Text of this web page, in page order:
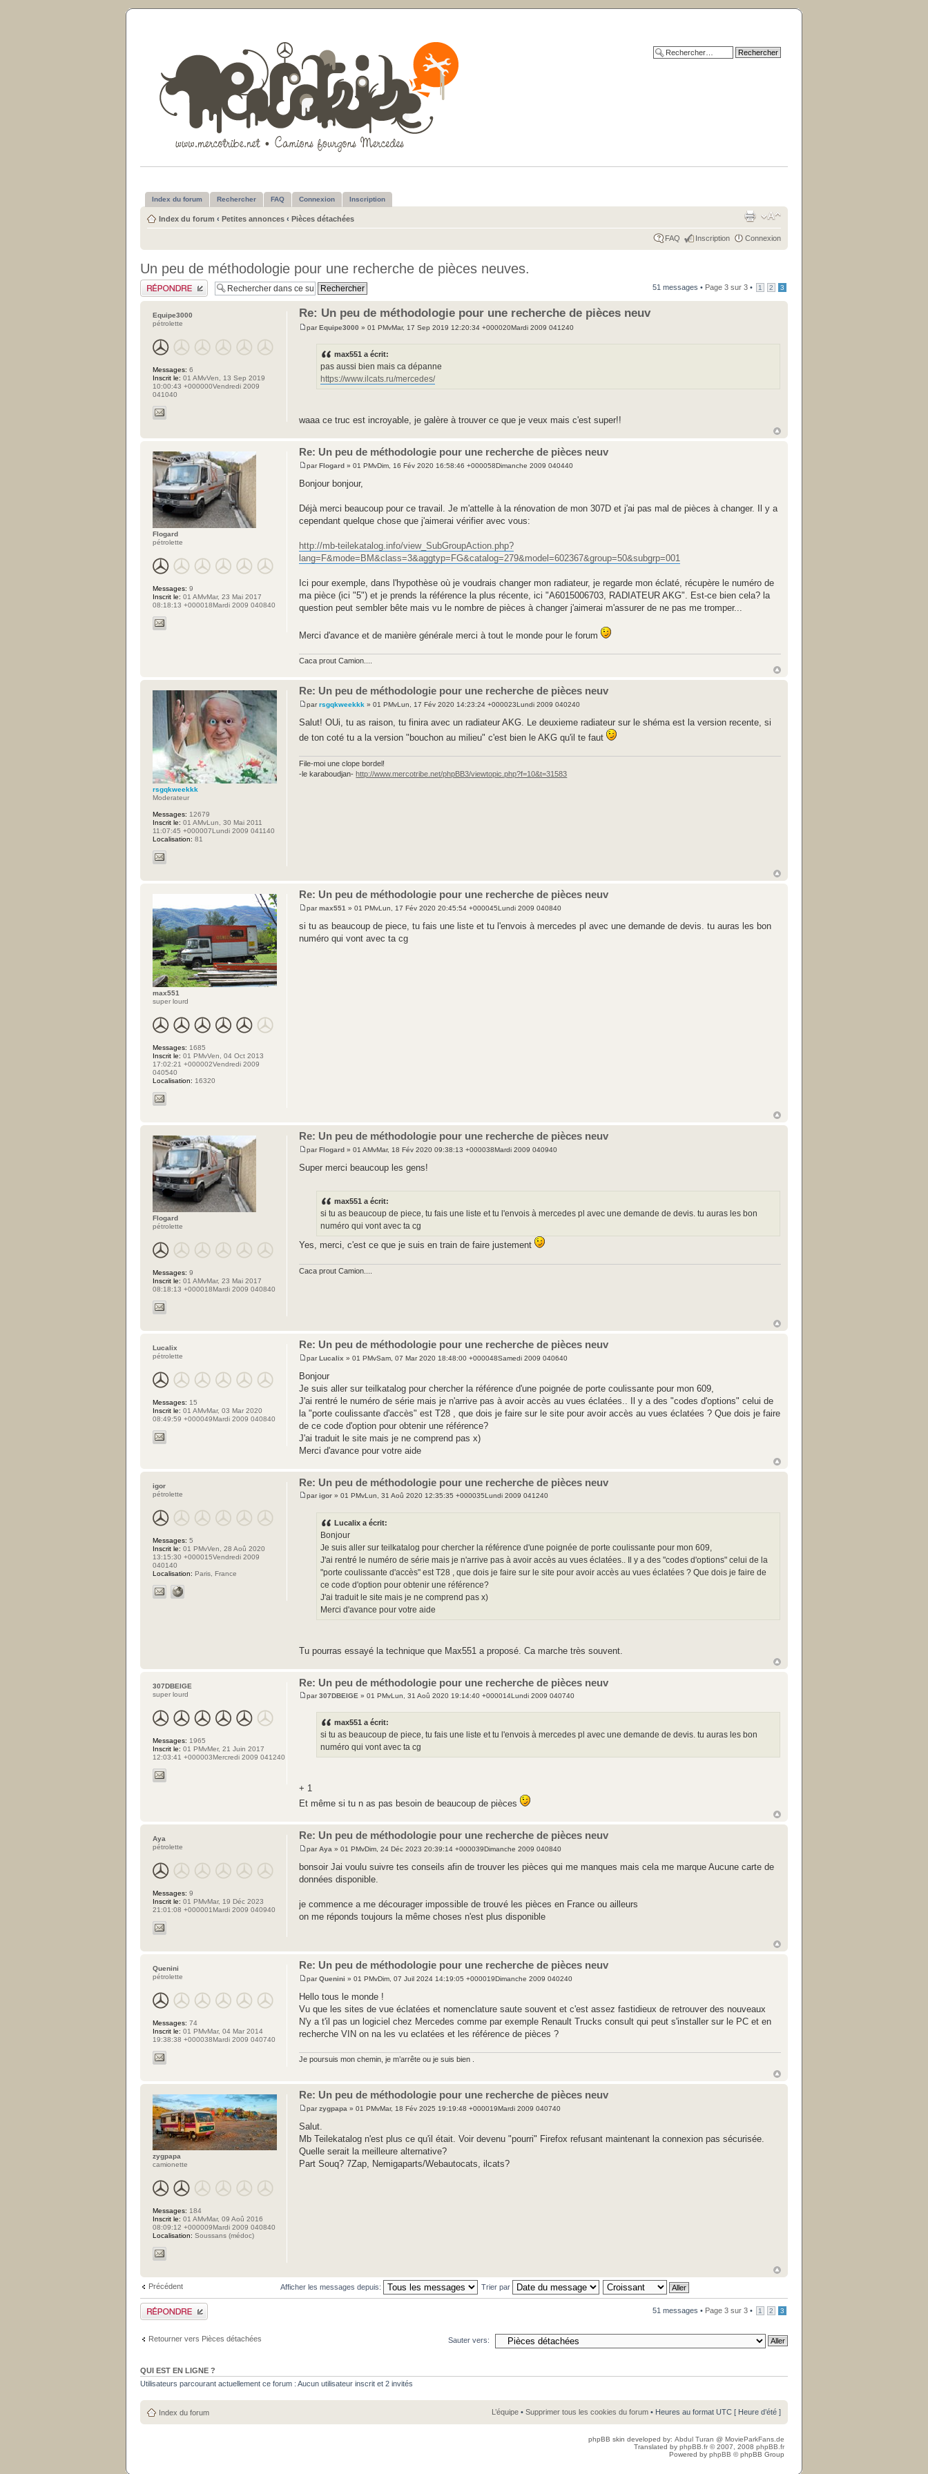
Index du forum Rechercher FAQ Connexion Inscription
Index du forum ‹ Petites annonces ‹ Pièces détachées
FAQ Inscription Connexion
Un peu de méthodologie pour une recherche de pièces neuves.
Publier une réponse 51 messages • Page 3 sur 3 • 1 2 3
Re: Un peu de méthodologie pour une recherche de pièces neuv
parEquipe3000 » 01 PMvMar, 17 Sep 2019 12:20:34 +000020Mardi 2009 041240
max551 a écrit:
pas aussi bien mais ca dépanne
https://www.ilcats.ru/mercedes/
waaa ce truc est incroyable, je galère à trouver ce que je veux mais c'est super!!
Equipe3000
pétrolette
Messages: 6
Inscrit le: 01 AMvVen, 13 Sep 2019
10:00:43 +000000Vendredi 2009
041040
Re: Un peu de méthodologie pour une recherche de pièces neuv
parFlogard » 01 PMvDim, 16 Fév 2020 16:58:46 +000058Dimanche 2009 040440
Bonjour bonjour,
Déjà merci beaucoup pour ce travail. Je m'attelle à la rénovation de mon 307D et j'ai pas mal de pièces à changer. Il y a
cependant quelque chose que j'aimerai vérifier avec vous:
http://mb-teilekatalog.info/view_SubGroupAction.php?
lang=F&mode=BM&class=3&aggtyp=FG&catalog=279&model=602367&group=50&subgrp=001
Ici pour exemple, dans l'hypothèse où je voudrais changer mon radiateur, je regarde mon éclaté, récupère le numéro de
ma pièce (ici "5") et je prends la référence la plus récente, ici "A6015006703, RADIATEUR AKG". Est-ce bien cela? la
question peut sembler bête mais vu le nombre de pièces à changer j'aimerai m'assurer de ne pas me tromper...
Merci d'avance et de manière générale merci à tout le monde pour le forum
Caca prout Camion....
Flogard
pétrolette
Messages: 9
Inscrit le: 01 AMvMar, 23 Mai 2017
08:18:13 +000018Mardi 2009 040840
Re: Un peu de méthodologie pour une recherche de pièces neuv
parrsgqkweekkk » 01 PMvLun, 17 Fév 2020 14:23:24 +000023Lundi 2009 040240
Salut! OUi, tu as raison, tu finira avec un radiateur AKG. Le deuxieme radiateur sur le shéma est la version recente, si
de ton coté tu a la version "bouchon au milieu" c'est bien le AKG qu'il te faut
File-moi une clope bordel!
-le karaboudjan-http://www.mercotribe.net/phpBB3/viewtopic.php?f=10&t=31583
rsgqkweekkk
Moderateur
Messages: 12679
Inscrit le: 01 AMvLun, 30 Mai 2011
11:07:45 +000007Lundi 2009 041140
Localisation: 81
Re: Un peu de méthodologie pour une recherche de pièces neuv
parmax551 » 01 PMvLun, 17 Fév 2020 20:45:54 +000045Lundi 2009 040840
si tu as beaucoup de piece, tu fais une liste et tu l'envois à mercedes pl avec une demande de devis. tu auras les bon
numéro qui vont avec ta cg
max551
super lourd
Messages: 1685
Inscrit le: 01 PMvVen, 04 Oct 2013
17:02:21 +000002Vendredi 2009
040540
Localisation: 16320
Re: Un peu de méthodologie pour une recherche de pièces neuv
parFlogard » 01 AMvMar, 18 Fév 2020 09:38:13 +000038Mardi 2009 040940
Super merci beaucoup les gens!
max551 a écrit:
si tu as beaucoup de piece, tu fais une liste et tu l'envois à mercedes pl avec une demande de devis. tu auras les bon
numéro qui vont avec ta cg
Yes, merci, c'est ce que je suis en train de faire justement
Caca prout Camion....
Flogard
pétrolette
Messages: 9
Inscrit le: 01 AMvMar, 23 Mai 2017
08:18:13 +000018Mardi 2009 040840
Re: Un peu de méthodologie pour une recherche de pièces neuv
parLucalix » 01 PMvSam, 07 Mar 2020 18:48:00 +000048Samedi 2009 040640
Bonjour
Je suis aller sur teilkatalog pour chercher la référence d'une poignée de porte coulissante pour mon 609,
J'ai rentré le numéro de série mais je n'arrive pas à avoir accès au vues éclatées.. Il y a des "codes d'options" celui de
la "porte coulissante d'accès" est T28 , que dois je faire sur le site pour avoir accès au vues éclatées ? Que dois je faire
de ce code d'option pour obtenir une référence?
J'ai traduit le site mais je ne comprend pas x)
Merci d'avance pour votre aide
Lucalix
pétrolette
Messages: 15
Inscrit le: 01 AMvMar, 03 Mar 2020
08:49:59 +000049Mardi 2009 040840
Re: Un peu de méthodologie pour une recherche de pièces neuv
parigor » 01 PMvLun, 31 Aoû 2020 12:35:35 +000035Lundi 2009 041240
Lucalix a écrit:
Bonjour
Je suis aller sur teilkatalog pour chercher la référence d'une poignée de porte coulissante pour mon 609,
J'ai rentré le numéro de série mais je n'arrive pas à avoir accès au vues éclatées.. Il y a des "codes d'options" celui de la
"porte coulissante d'accès" est T28 , que dois je faire sur le site pour avoir accès au vues éclatées ? Que dois je faire de
ce code d'option pour obtenir une référence?
J'ai traduit le site mais je ne comprend pas x)
Merci d'avance pour votre aide
Tu pourras essayé la technique que Max551 a proposé. Ca marche très souvent.
igor
pétrolette
Messages: 5
Inscrit le: 01 PMvVen, 28 Aoû 2020
13:15:30 +000015Vendredi 2009
040140
Localisation: Paris, France
Re: Un peu de méthodologie pour une recherche de pièces neuv
par307DBEIGE » 01 PMvLun, 31 Aoû 2020 19:14:40 +000014Lundi 2009 040740
max551 a écrit:
si tu as beaucoup de piece, tu fais une liste et tu l'envois à mercedes pl avec une demande de devis. tu auras les bon
numéro qui vont avec ta cg
+ 1
Et même si tu n as pas besoin de beaucoup de pièces
307DBEIGE
super lourd
Messages: 1965
Inscrit le: 01 PMvMer, 21 Juin 2017
12:03:41 +000003Mercredi 2009 041240
Re: Un peu de méthodologie pour une recherche de pièces neuv
parAya » 01 PMvDim, 24 Déc 2023 20:39:14 +000039Dimanche 2009 040840
bonsoir Jai voulu suivre tes conseils afin de trouver les pièces qui me manques mais cela me marque Aucune carte de
données disponible.
je commence a me décourager impossible de trouvé les pièces en France ou ailleurs
on me réponds toujours la même choses n'est plus disponible
Aya
pétrolette
Messages: 9
Inscrit le: 01 PMvMar, 19 Déc 2023
21:01:08 +000001Mardi 2009 040940
Re: Un peu de méthodologie pour une recherche de pièces neuv
parQuenini » 01 PMvDim, 07 Juil 2024 14:19:05 +000019Dimanche 2009 040240
Hello tous le monde !
Vu que les sites de vue éclatées et nomenclature saute souvent et c'est assez fastidieux de retrouver des nouveaux
N'y a t'il pas un logiciel chez Mercedes comme par exemple Renault Trucks consult qui peut s'installer sur le PC et en
recherche VIN on na les vu eclatées et les référence de pièces ?
Je poursuis mon chemin, je m’arrête ou je suis bien .
Quenini
pétrolette
Messages: 74
Inscrit le: 01 PMvMar, 04 Mar 2014
19:38:38 +000038Mardi 2009 040740
Re: Un peu de méthodologie pour une recherche de pièces neuv
parzygpapa » 01 PMvMar, 18 Fév 2025 19:19:48 +000019Mardi 2009 040740
Salut.
Mb Teilekatalog n'est plus ce qu'il était. Voir devenu "pourri" Firefox refusant maintenant la connexion pas sécurisée.
Quelle serait la meilleure alternative?
Part Souq? 7Zap, Nemigaparts/Webautocats, ilcats?
zygpapa
camionette
Messages: 184
Inscrit le: 01 AMvMar, 09 Aoû 2016
08:09:12 +000009Mardi 2009 040840
Localisation: Soussans (médoc)
Précédent Afficher les messages depuis: Trier par
Publier une réponse 51 messages • Page 3 sur 3 • 1 2 3
Retourner vers Pièces détachées Sauter vers:
QUI EST EN LIGNE ?
Utilisateurs parcourant actuellement ce forum : Aucun utilisateur inscrit et 2 invités
Index du forum L’équipe • Supprimer tous les cookies du forum • Heures au format UTC [ Heure d’été ]
phpBB skin developed by: Abdul Turan @ MovieParkFans.de
Translated by phpBB.fr © 2007, 2008 phpBB.fr
Powered by phpBB © phpBB Group